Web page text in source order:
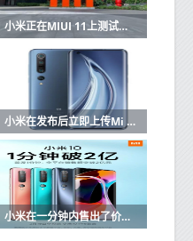
小米正在MIUI 11上测试一项新的安全功能
小米在发布后立即上传Mi 10的内核源
小米在一分钟内售出了价值2亿元的小米10